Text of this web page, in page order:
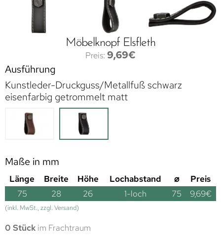
Möbelknopf Elsfleth
9,69€
Ausführung
Kunstleder-Druckguss/Metallfuß schwarz
eisenfarbig getrommelt matt
Maße in mm
Länge Breite Höhe Lochabstand ⌀
Preis
75
28 26 1-loch 75 9,69€
(inkl. MwSt., zzgl. Versand)
0 Stück im Frachtraum